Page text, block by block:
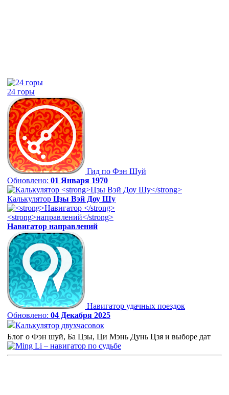
24 горы
Гид по Фэн Шуй
Обновлено: 01 Января 1970
Калькулятор Цзы Вэй Доу Шу
Навигатор направлений
Навигатор удачных поездок
Обновлено: 04 Декабря 2025
Калькулятор двухчасовок
Блог о Фэн шуй, Ба Цзы, Ци Мэнь Дунь Цзя и выборе дат